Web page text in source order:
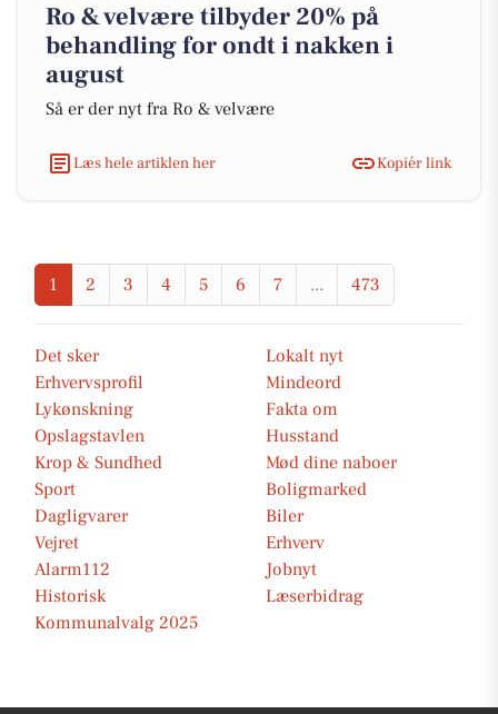
Ro & velvære tilbyder 20% på
behandling for ondt i nakken i
august
Så er der nyt fra Ro & velvære
Læs hele artiklen her Kopiér link
1 2 3 4 5 6 7 ... 473
Det sker
Lokalt nyt
Erhvervsprofil
Mindeord
Lykønskning
Fakta om
Opslagstavlen
Husstand
Krop & Sundhed
Mød dine naboer
Sport
Boligmarked
Dagligvarer
Biler
Vejret
Erhverv
Alarm112
Jobnyt
Historisk
Læserbidrag
Kommunalvalg 2025